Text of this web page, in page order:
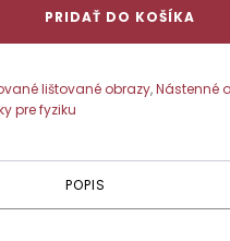
PRIDAŤ DO KOŠÍKA
lištované obrazy,Nástenné
pre fyziku
POPIS